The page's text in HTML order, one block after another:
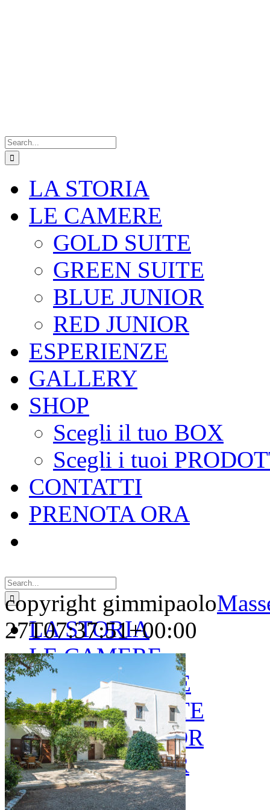
for:
LA STORIA
LE CAMERE
GOLD SUITE
GREEN SUITE
BLUE JUNIOR
RED JUNIOR
ESPERIENZE
GALLERY
SHOP
Scegli il tuo BOX
Scegli i tuoi
CONTATTI
PRENOTA ORA
for:
LA STORIA
LE CAMERE
GOLD SUITE
GREEN SUITE
BLUE JUNIOR
RED JUNIOR
ESPERIENZE
copyright gimmipaolo
27T07:37:51+00:00